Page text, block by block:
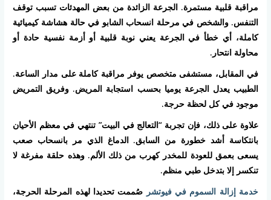
مراقبة قلبية مستمرة. الجرعة الزائدة من بعض المهدئات تسبب توقف
التنفس. والشخص في مرحلة انسحاب الشابو في حالة هشاشة كيميائية
كاملة، أي خطأ في الجرعة يعني نوبة قلبية أو أزمة نفسية حادة أو
محاولة انتحار.
في المقابل، مستشفى متخصص يوفر مراقبة كاملة على مدار الساعة.
الطبيب يعدل الجرعة يوميا بحسب استجابة المريض. وفريق التمريض
موجود في كل لحظة حرجة.
علاوة على ذلك، فإن تجربة “التعالج في البيت” تنتهي في معظم الأحيان
بانتكاسة أشد خطورة من السابق. الدماغ الذي مر بانسحاب صعب
يسعى بعمق للعودة للمخدر كهرب من ذلك الألم. وهذه حلقة مفرغة لا
تنكسر إلا بتدخل طبي منظم.
خدمة إزالة السموم في فيوتشر صُممت تحديدا لهذه المرحلة الحرجة،